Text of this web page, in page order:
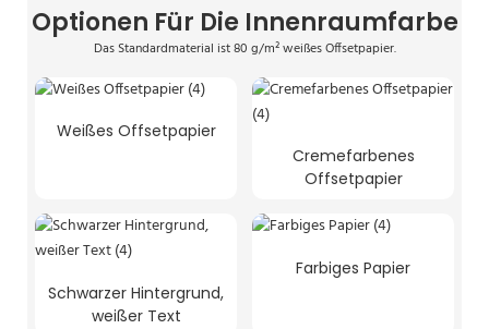
Optionen Für Die Innenraumfarbe
Das Standardmaterial ist 80 g/m² weißes Offsetpapier.
Weißes Offsetpapier
Cremefarbenes
Offsetpapier
Schwarzer Hintergrund,
weißer Text
Farbiges Papier